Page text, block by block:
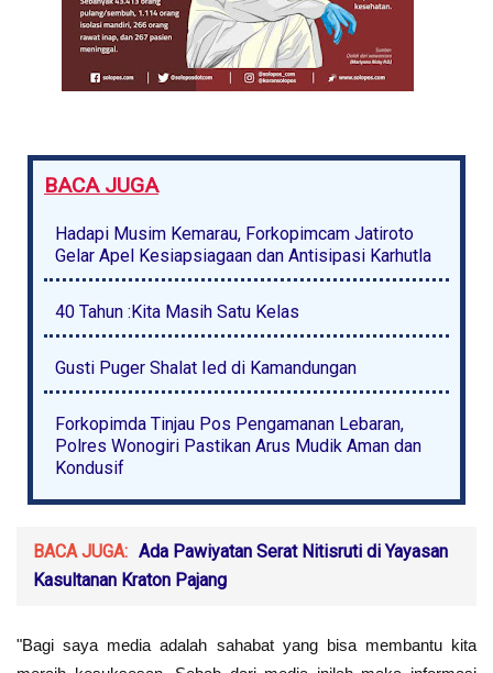
BACA JUGA
Hadapi Musim Kemarau, Forkopimcam Jatiroto
Gelar Apel Kesiapsiagaan dan Antisipasi Karhutla
40 Tahun :Kita Masih Satu Kelas
Gusti Puger Shalat Ied di Kamandungan
Forkopimda Tinjau Pos Pengamanan Lebaran,
Polres Wonogiri Pastikan Arus Mudik Aman dan
Kondusif
BACA JUGA: Ada Pawiyatan Serat Nitisruti di Yayasan
Kasultanan Kraton Pajang
"Bagi saya media adalah sahabat yang bisa membantu kita